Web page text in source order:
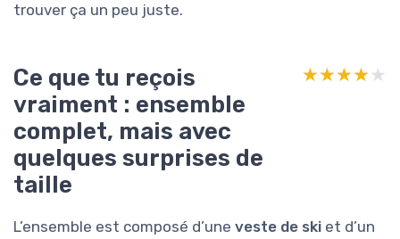
trouver ça un peu juste.
Ce que tu reçois
vraiment : ensemble
complet, mais avec
quelques surprises de
taille
★★★★★
★★★★★
L’ensemble est composé d’une veste de ski et d’un